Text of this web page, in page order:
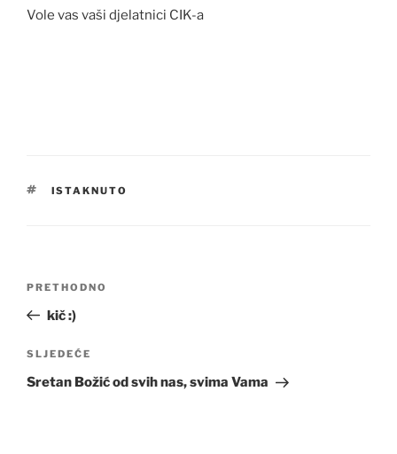
Vole vas vaši djelatnici CIK-a
OZNAKE
ISTAKNUTO
Prethodna
objava
PRETHODNO
kič :)
Sljedeća
objava
SLJEDEĆE
Sretan Božić od svih nas, svima Vama